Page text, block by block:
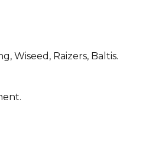
Wiseed, Raizers, Baltis.